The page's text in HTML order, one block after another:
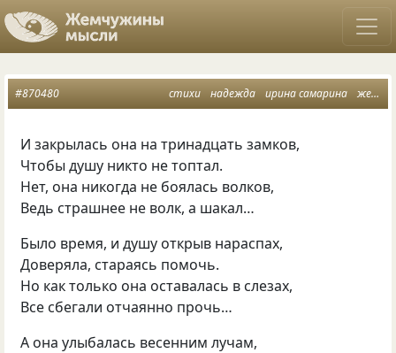
стихи надежда ирина самарина женщина
#870480
И закрылась она на тринадцать замков,
Чтобы душу никто не топтал.
Нет, она никогда не боялась волков,
Ведь страшнее не волк, а шакал…
Было время, и душу открыв нараспах,
Доверяла, стараясь помочь.
Но как только она оставалась в слезах,
Все сбегали отчаянно прочь…
А она улыбалась весенним лучам,